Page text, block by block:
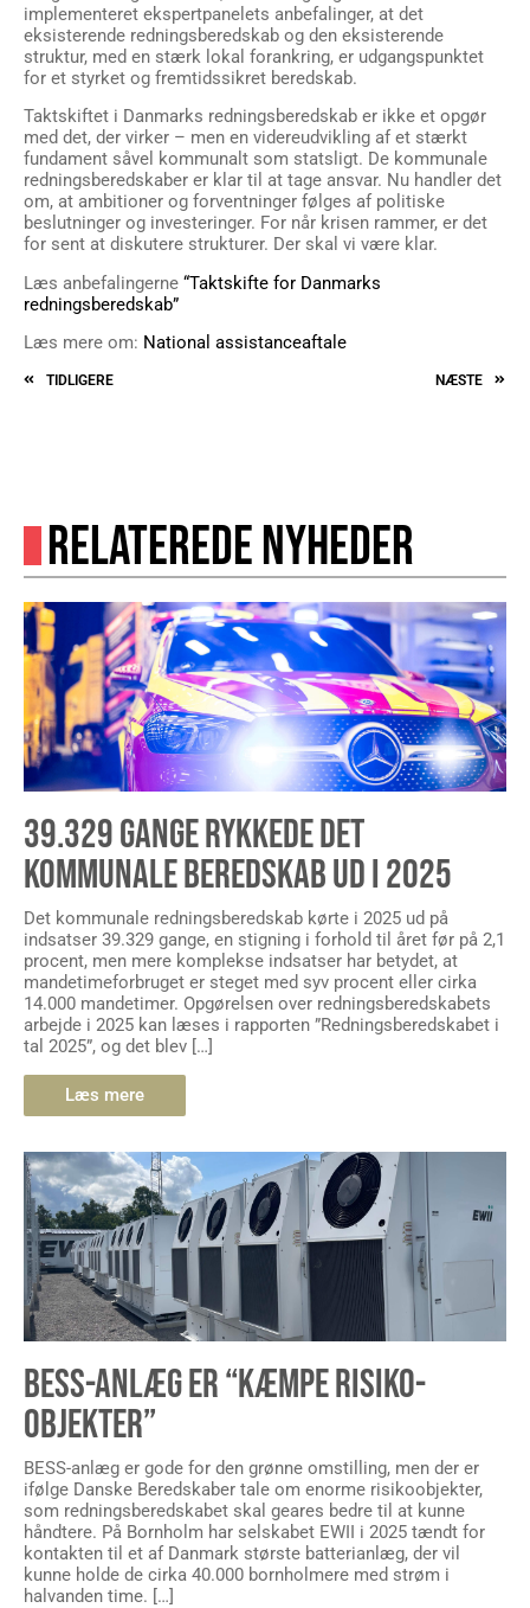
implementeret ekspertpanelets anbefalinger, at det
eksisterende redningsberedskab og den eksisterende
struktur, med en stærk lokal forankring, er udgangspunktet
for et styrket og fremtidssikret beredskab.
Taktskiftet i Danmarks redningsberedskab er ikke et opgør
med det, der virker – men en videreudvikling af et stærkt
fundament såvel kommunalt som statsligt. De kommunale
redningsberedskaber er klar til at tage ansvar. Nu handler det
om, at ambitioner og forventninger følges af politiske
beslutninger og investeringer. For når krisen rammer, er det
for sent at diskutere strukturer. Der skal vi være klar.
Læs anbefalingerne “Taktskifte for Danmarks
redningsberedskab”
Læs mere om: National assistanceaftale
TIDLIGERE NÆSTE
RELATEREDE NYHEDER
39.329 GANGE RYKKEDE DET
KOMMUNALE BEREDSKAB UD I 2025
Det kommunale redningsberedskab kørte i 2025 ud på
indsatser 39.329 gange, en stigning i forhold til året før på 2,1
procent, men mere komplekse indsatser har betydet, at
mandetimeforbruget er steget med syv procent eller cirka
14.000 mandetimer. Opgørelsen over redningsberedskabets
arbejde i 2025 kan læses i rapporten ”Redningsberedskabet i
tal 2025”, og det blev […]
Læs mere
BESS-ANLÆG ER “KÆMPE RISIKO-
OBJEKTER”
BESS-anlæg er gode for den grønne omstilling, men der er
ifølge Danske Beredskaber tale om enorme risikoobjekter,
som redningsberedskabet skal geares bedre til at kunne
håndtere. På Bornholm har selskabet EWII i 2025 tændt for
kontakten til et af Danmark største batterianlæg, der vil
kunne holde de cirka 40.000 bornholmere med strøm i
halvanden time. […]